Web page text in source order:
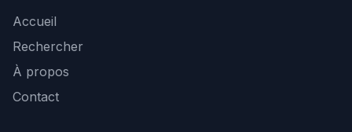
Accueil
Rechercher
À propos
Contact